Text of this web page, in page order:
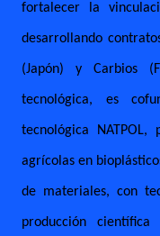
fortalecer la
desarrollando
(Japón) y Carbios
tecnológica, es
tecnológica
agrícolas en
de materiales, con
producción